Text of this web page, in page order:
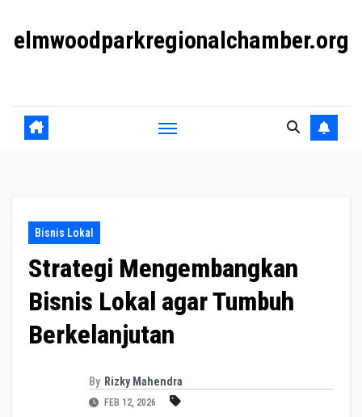
elmwoodparkregionalchamber.org
Bisnis Lokal
Strategi Mengembangkan
Bisnis Lokal agar Tumbuh
Berkelanjutan
By Rizky Mahendra
FEB 12, 2026